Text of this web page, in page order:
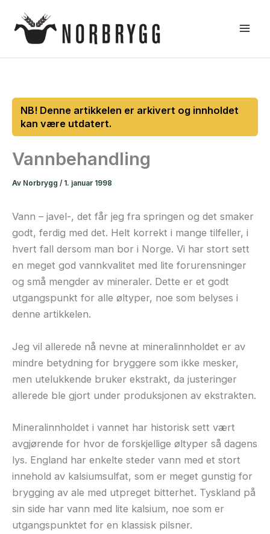
rett
Vannbehandling
Av Norbrygg / 1. januar 1998
Vann – javel-, det får jeg fra springen og det smaker
godt, ferdig med det. Helt korrekt i mange tilfeller, i
hvert fall dersom man bor i Norge. Vi har stort sett
en meget god vannkvalitet med lite forurensninger
og små mengder av mineraler. Dette er et godt
utgangspunkt for alle øltyper, noe som belyses i
denne artikkelen.
Jeg vil allerede nå nevne at mineralinnholdet er av
mindre betydning for bryggere som ikke mesker,
men utelukkende bruker ekstrakt, da justeringer
allerede ble gjort under produksjonen av ekstrakten.
Mineralinnholdet i vannet har historisk sett vært
avgjørende for hvor de forskjellige øltyper så dagens
lys. England har enkelte steder vann med et stort
innehold av kalsiumsulfat, som er meget gunstig for
brygging av ale med utpreget bitterhet. Tyskland på
sin side har vann med lite kalsium, noe som er
utgangspunktet for en klassisk pilsner.